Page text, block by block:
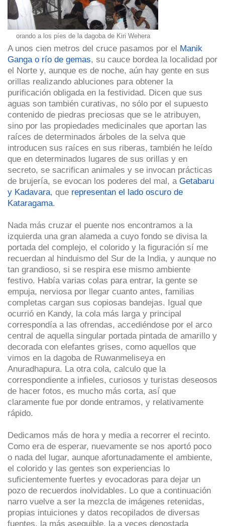
orando a los píes de la dagoba de Kiri Wehera
A unos cien metros del cruce pasamos por el Manik
Ganga o río de gemas, su cauce bordea la localidad por
el Norte y, aunque es de noche, aún hay gente en sus
orillas realizando abluciones para obtener la
purificación obligada en la festividad. Dicen que sus
aguas son también curativas, no sólo por el supuesto
contenido de piedras preciosas que se le atribuyen,
sino por las propiedades medicinales que aportan las
raíces de determinados árboles de la selva que
introducen sus raíces en sus riberas, también he leído
que en determinados lugares de sus orillas y en
secreto, se sacrifican animales y se invocan prácticas
de brujería, se evocan los poderes del mal, a Getabaru
y Kadavara, que representan el lado oscuro de
Kataragama.
Nada más cruzar el puente nos encontramos a la
izquierda una gran alameda a cuyo fondo se divisa la
portada del complejo, el colorido y la figuración sí me
recuerdan al hinduismo del Sur de la India, y aunque no
tan grandioso, si se respira ese mismo ambiente
festivo. Había varias colas para entrar, la gente se
empuja, nerviosa por llegar cuanto antes, familias
completas cargan sus copiosas bandejas. Igual que
ocurrió en Kandy, la cola más larga y principal
correspondía a las ofrendas, accediéndose por el arco
central de aquella singular portada pintada de amarillo y
decorada con elefantes grises, como aquellos que
vimos en la dagoba de Ruwanmeliseya en
Anuradhapura. La otra cola, calculo que la
correspondiente a infieles, curiosos y turistas deseosos
de hacer fotos, es mucho más corta, así que
claramente fue por donde entramos, y relativamente
rápido.
Dedicamos más de hora y media a recorrer el recinto.
Como era de esperar, nuevamente se nos aportó poco
o nada del lugar, aunque afortunadamente el ambiente,
el colorido y las gentes son experiencias lo
suficientemente fuertes y evocadoras para dejar un
pozo de recuerdos inolvidables. Lo que a continuación
narro vuelve a ser la mezcla de imágenes retenidas,
propias intuiciones y datos recopilados de diversas
fuentes, la más asequible, la a veces denostada